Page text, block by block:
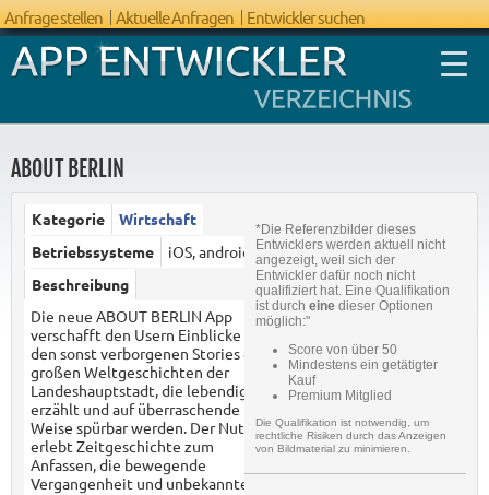
Anfrage stellen Aktuelle Anfragen Entwickler suchen
ABOUT BERLIN
Kategorie
Wirtschaft
Betriebssysteme
iOS, android
Beschreibung
Die neue ABOUT BERLIN App
verschafft den Usern Einblicke zu
den sonst verborgenen Stories der
großen Weltgeschichten der
Landeshauptstadt, die lebendig
erzählt und auf überraschende
Weise spürbar werden. Der Nutzer
erlebt Zeitgeschichte zum
Anfassen, die bewegende
Vergangenheit und unbekannten
*Die Referenzbilder dieses
Entwicklers werden aktuell nicht
angezeigt, weil sich der
Entwickler dafür noch nicht
qualifiziert hat. Eine Qualifikation
ist durch eine dieser Optionen
möglich:"
Score von über 50
Mindestens ein getätigter
Kauf
Premium Mitglied
Die Qualifikation ist notwendig, um
rechtliche Risiken durch das Anzeigen
von Bildmaterial zu minimieren.